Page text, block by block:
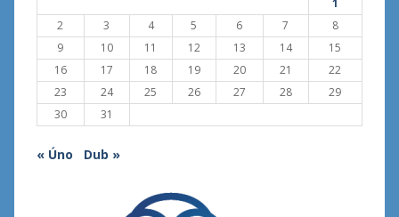
1
2
3 4 5 6 7
8
9
10 11 12 13 14
15
16
17 18 19 20 21
22
23
24 25 26 27 28
29
30
31
« Úno Dub »